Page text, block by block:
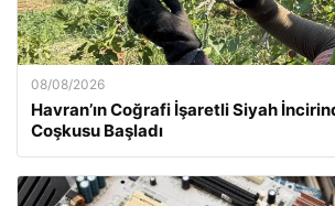
08/08/2026
Havran’ın Coğrafi İşaretli Siyah
Coşkusu Başladı